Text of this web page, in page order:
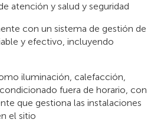
atención y salud y seguridad
con un sistema de gestión de
y efectivo, incluyendo
iluminación, calefacción,
fuera de horario, con
que gestiona las instalaciones
el sitio